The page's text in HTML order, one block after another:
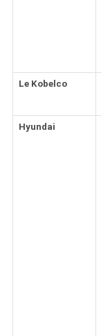
Le Kobelco
Hyundai